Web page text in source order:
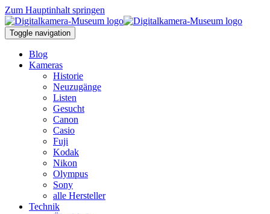
Zum Hauptinhalt springen
Toggle navigation
Blog
Kameras
Historie
Neuzugänge
Listen
Gesucht
Canon
Casio
Fuji
Kodak
Nikon
Olympus
Sony
alle Hersteller
Technik